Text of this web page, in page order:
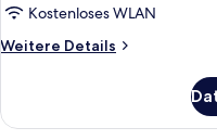
Kostenloses WLAN
Weitere Details
Weitere